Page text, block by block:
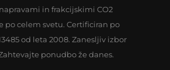
in frakcijskimi CO2
po celem svetu. Certificiran po
od leta 2008. Zanesljiv izbor
ponudbo že danes.